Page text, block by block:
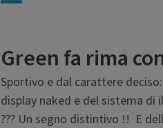
Green fa rima
Sportivo e dal carattere
display naked e del sistema
??? Un segno distintivo !! E